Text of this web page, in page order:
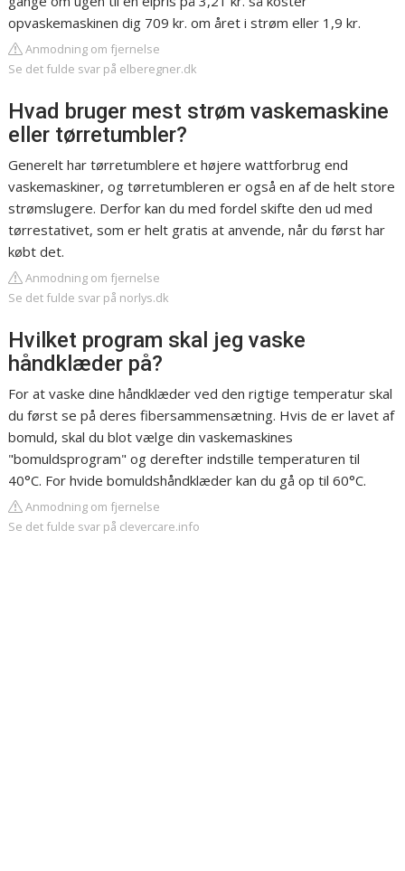
opvaskemaskinen dig 709 kr. om året i strøm eller 1,9 kr.
Anmodning om fjernelse
Se det fulde svar på elberegner.dk
Hvad bruger mest strøm vaskemaskine
eller tørretumbler?
Generelt har tørretumblere et højere wattforbrug end
vaskemaskiner, og tørretumbleren er også en af de helt store
strømslugere. Derfor kan du med fordel skifte den ud med
tørrestativet, som er helt gratis at anvende, når du først har
købt det.
Anmodning om fjernelse
Se det fulde svar på norlys.dk
Hvilket program skal jeg vaske
håndklæder på?
For at vaske dine håndklæder ved den rigtige temperatur skal
du først se på deres fibersammensætning. Hvis de er lavet af
bomuld, skal du blot vælge din vaskemaskines
"bomuldsprogram" og derefter indstille temperaturen til
40°C. For hvide bomuldshåndklæder kan du gå op til 60°C.
Anmodning om fjernelse
Se det fulde svar på clevercare.info